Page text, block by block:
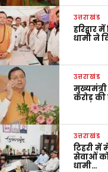
उत्तराखंड
हरिद्वार
धामी ने
उत्तराखंड
करोड़ की
उत्तराखंड
टिहरी में
सेवाओं
धामी…